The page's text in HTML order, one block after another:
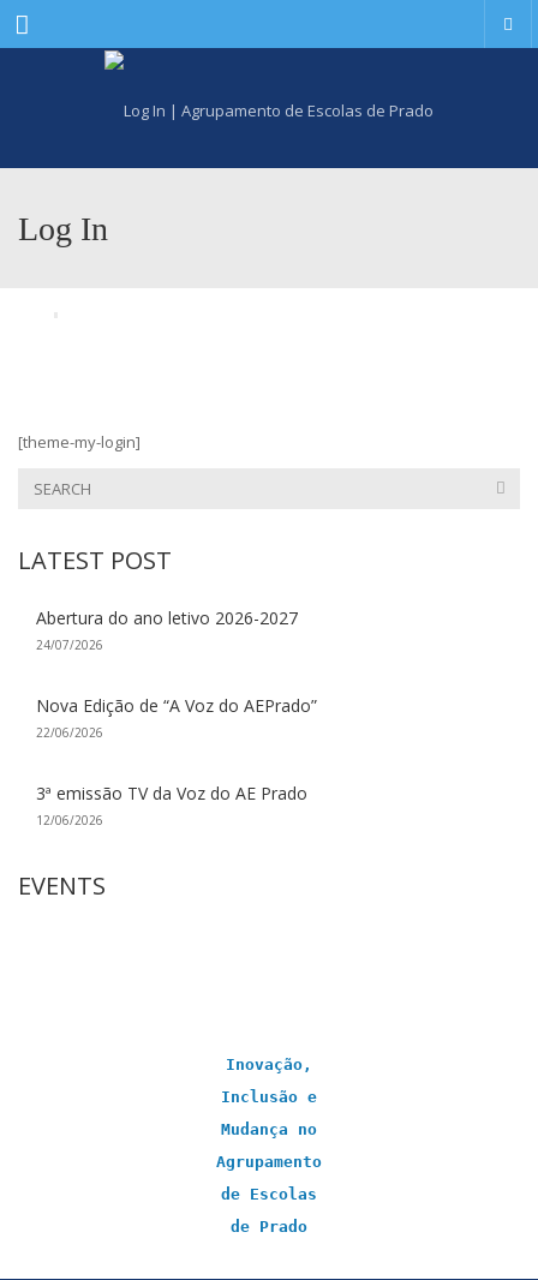
Menu
Log In
[theme-my-login]
LATEST POST
Abertura do ano letivo 2026-2027
24/07/2026
Nova Edição de “A Voz do AEPrado”
22/06/2026
3ª emissão TV da Voz do AE Prado
12/06/2026
EVENTS
Inovação,
Inclusão e
Mudança no
Agrupamento
de Escolas
de Prado